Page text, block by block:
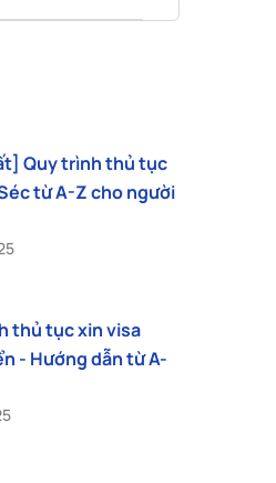
Quy trình thủ tục
từ A-Z cho người
thủ tục xin visa
- Hướng dẫn từ A-